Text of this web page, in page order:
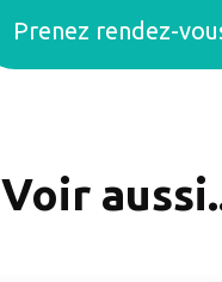
Prenez rendez-
Voir